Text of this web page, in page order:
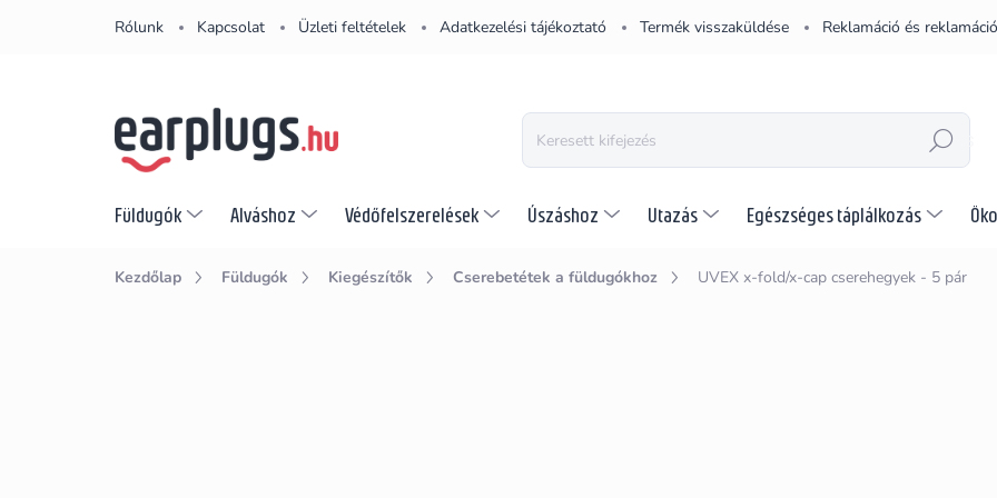
Rólunk Kapcsolat Üzleti feltételek Adatkezelési tájékoztató Termék visszaküldése Reklamáció és
KERESÉS
Füldugók Alváshoz Védőfelszerelések Úszáshoz Utazás Egészséges táplálkozás
Kezdőlap Füldugók Kiegészítők Cserebetétek a füldugókhoz UVEX x-fold/x-cap cserehegyek - 5 pár